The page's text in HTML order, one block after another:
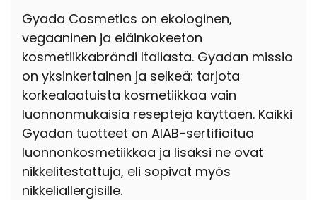
Gyada Cosmetics on ekologinen,
vegaaninen ja eläinkokeeton
kosmetiikkabrändi Italiasta. Gyadan missio
on yksinkertainen ja selkeä: tarjota
korkealaatuista kosmetiikkaa vain
luonnonmukaisia reseptejä käyttäen. Kaikki
Gyadan tuotteet on AIAB-sertifioitua
luonnonkosmetiikkaa ja lisäksi ne ovat
nikkelitestattuja, eli sopivat myös
nikkeliallergisille.